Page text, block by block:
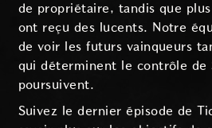
de propriétaire, tandis que
ont reçu des lucents. Notre
de voir les futurs vainqueurs
qui déterminent le contrôle de
poursuivent.
Suivez le dernier épisode de